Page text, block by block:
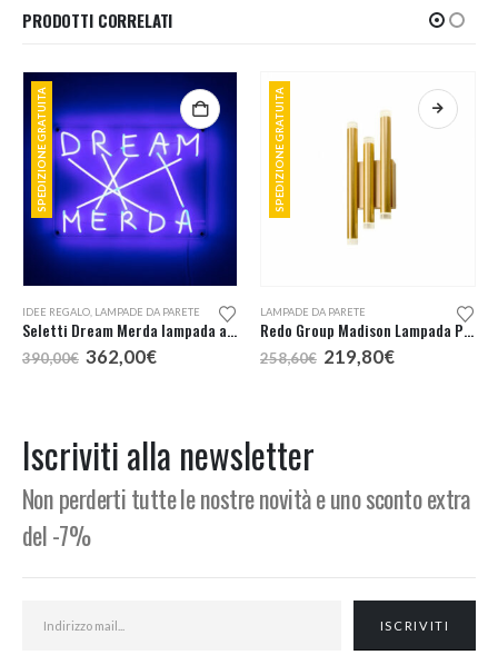
PRODOTTI CORRELATI
LAMPADE DA PARETE
SPEDIZIONE GRATUITA
IDEE REGALO LAMPADE DA PARETE
Seletti Dream Merda lampada a LED
390,00€ Il
prezzo
362,00€Il
SPEDIZIONE GRATUITA
LAMPADE DA PARETE
Redo Group Madison Lampada Parete LED 3 Luci
258,60€ Il
prezzo
219,80€Il
Iscriviti alla newsletter
Non perderti tutte le nostre novità e uno sconto extra
del -7%